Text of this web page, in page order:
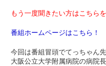
もう一度聞きたい方はこちら
番組ホームページはこちら！
今回は番組冒頭でてっちゃん
大阪公立大学附属病院の病院